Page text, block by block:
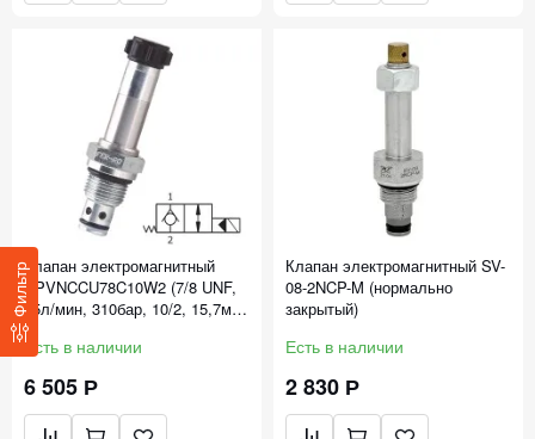
ФильтрКлапан электромагнитный
SPVNCCU78C10W2 (7/8 UNF,
45л/мин, 310бар, 10/2, 15,7мм,
НЗ)
Есть в наличии
6 505 Р
Клапан электромагнитный SV-
08-2NCP-M (нормально
закрытый)
Есть в наличии
2 830 Р